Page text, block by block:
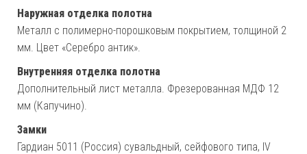
Наружная отделка полотна
Металл с полимерно-порошковым покрытием, толщиной 2
мм. Цвет «Серебро антик».
Внутренняя отделка полотна
Дополнительный лист металла. Фрезерованная МДФ 12
мм (Капучино).
Замки
Гардиан 5011 (Россия) сувальдный, сейфового типа, IV